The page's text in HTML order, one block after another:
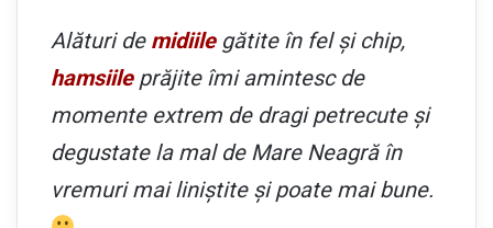
Alături de midiilegătite în fel și chip,
hamsiileprăjite îmi amintesc de
momente extrem de dragi petrecute și
degustate la mal de Mare Neagră în
vremuri mai liniștite și poate mai bune.